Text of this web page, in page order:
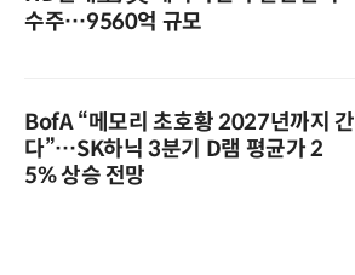
수주…9560억 규모
BofA “메모리 초호황 2027년까지 간
다”…SK하닉 3분기 D램 평균가 2
5% 상승 전망